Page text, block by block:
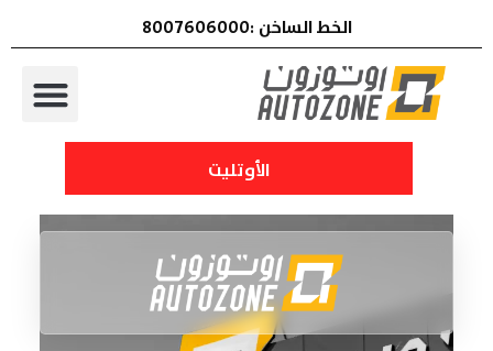
الخط الساخن :8007606000
الأوتليت